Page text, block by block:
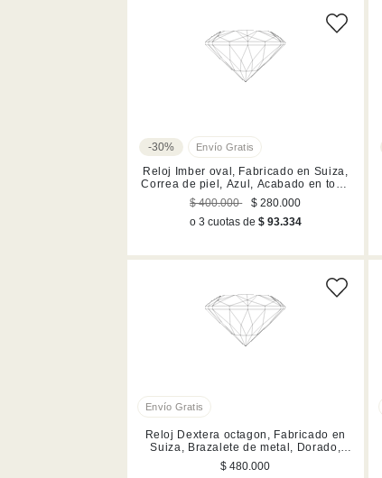
-30%
Reloj Imber oval, Fabricado en Suiza,
Correa de piel, Azul, Acabado en tono
oro champán
$ 400.000
$ 280.000
o 3 cuotas de $ 93.334
Reloj Dextera octagon, Fabricado en
Suiza, Brazalete de metal, Dorado,
Acabado en tono oro rosa
$ 480.000